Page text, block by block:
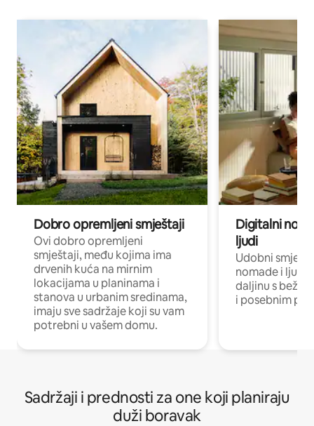
Dobro opremljeni smještaji
Ovi dobro opremljeni
smještaji, među kojima ima
drvenih kuća na mirnim
lokacijama u planinama i
stanova u urbanim sredinama,
imaju sve sadržaje koji su vam
potrebni u vašem domu.
Digitalni
ljudi
Udobni
nomade i ljude
daljinu s
i posebnim
Sadržaji i prednosti za one koji planiraju
duži boravak